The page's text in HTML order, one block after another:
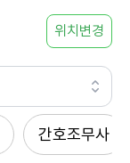
위치변경
간호조무사